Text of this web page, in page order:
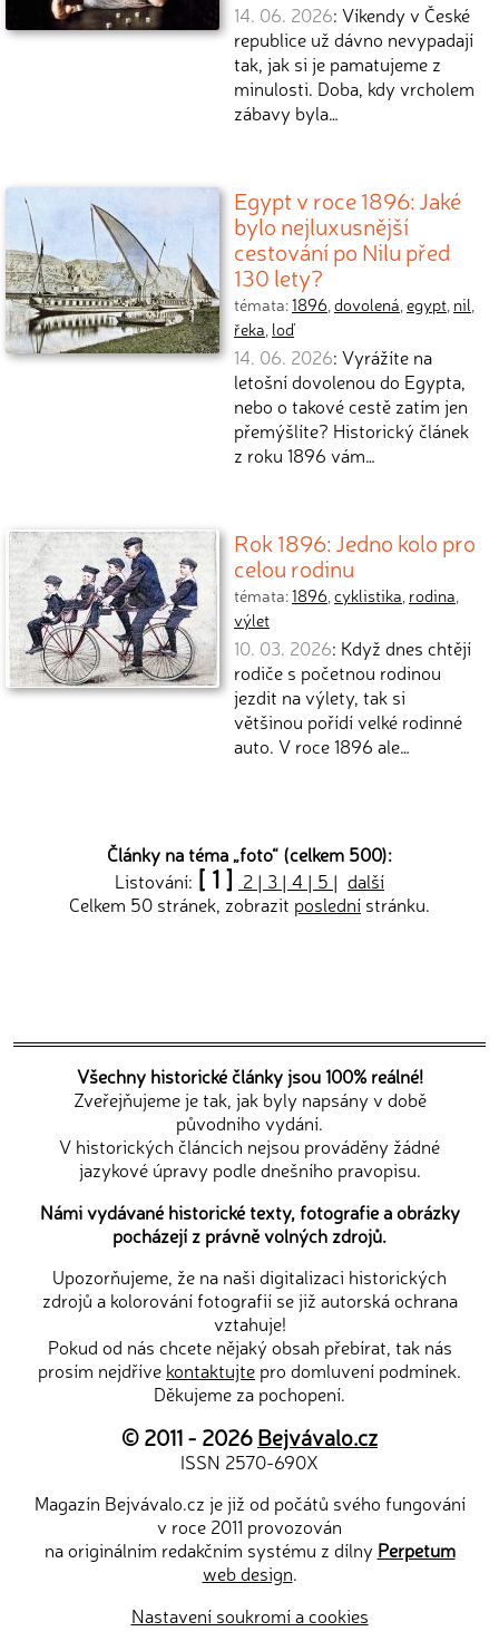
14. 06. 2026: Víkendy v České
republice už dávno nevypadají
tak, jak si je pamatujeme z
minulosti. Doba, kdy vrcholem
zábavy byla…
Egypt v roce 1896: Jaké
bylo nejluxusnější
cestování po Nilu před
130 lety?
témata:1896,dovolená,egypt, nil,
řeka, loď
14. 06. 2026: Vyrážíte na
letošní dovolenou do Egypta,
nebo o takové cestě zatím jen
přemýšlíte? Historický článek
z roku 1896 vám…
Rok 1896: Jedno kolo pro
celou rodinu
témata:1896,cyklistika, rodina,
výlet
10. 03. 2026: Když dnes chtějí
rodiče s početnou rodinou
jezdit na výlety, tak si
většinou pořídí velké rodinné
auto. V roce 1896 ale…
Články na téma „foto“ (celkem 500):
Listování: [ 1 ] 2 | 3 | 4 | 5 | další
Celkem 50 stránek, zobrazit poslední stránku.
Všechny historické články jsou 100% reálné!
Zveřejňujeme je tak, jak byly napsány v době
původního vydání.
V historických článcích nejsou prováděny žádné
jazykové úpravy podle dnešního pravopisu.
Námi vydávané historické texty, fotografie a obrázky
pocházejí z právně volných zdrojů.
Upozorňujeme, že na naši digitalizaci historických
zdrojů a kolorování fotografií se již autorská ochrana
vztahuje!
Pokud od nás chcete nějaký obsah přebírat, tak nás
prosím nejdříve kontaktujte pro domluvení podmínek.
Děkujeme za pochopení.
© 2011 - 2026Bejvávalo.cz
ISSN 2570-690X
Magazín Bejvávalo.cz je již od počátů svého fungování
v roce 2011 provozován
na originálním redakčním systému z dílny Perpetum
web design.
Nastavení soukromí a cookies